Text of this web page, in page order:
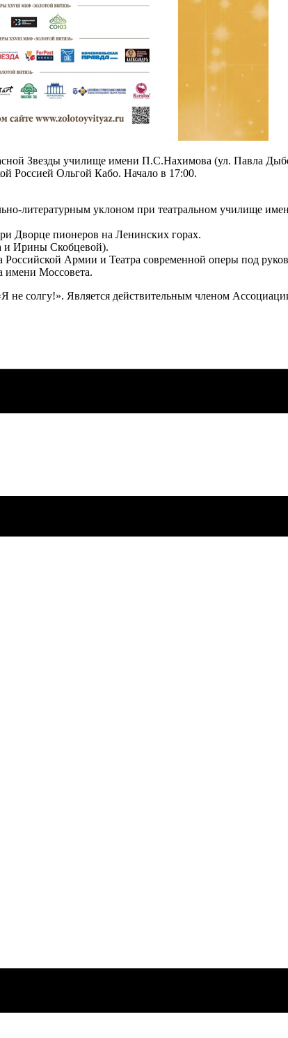
Звезды училище имени П.С.Нахимова (ул. Павла
Россией Ольгой Кабо. Начало в 17:00.
литературным уклоном при театральном училище
Дворце пионеров на Ленинских горах.
и Ирины Скобцевой).
Российской Армии и Театра современной оперы под
имени Моссовета.
не солгу!». Является действительным членом